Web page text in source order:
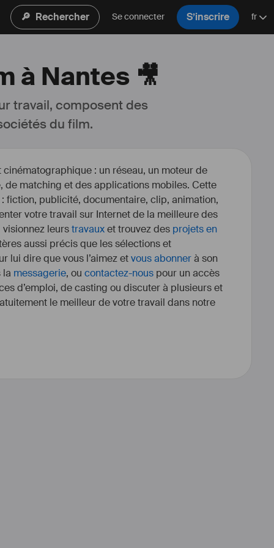
🔎 Rechercher Se connecter S’inscrire fr
à Nantes 🎥
travail, composent des
du film.
: un réseau, un moteur de
de matching et des applications mobiles. Cette
fiction, publicité, documentaire, clip, animation,
votre travail sur Internet de la meilleure des
visionnez leurstravauxet trouvez des projets en
aussi précis que les sélections et
lui dire que vous l’aimez etvous abonnerà son
la messagerie, ou contactez-nous pour un accès
d’emploi, de casting ou discuter à plusieurs et
le meilleur de votre travail dans notre